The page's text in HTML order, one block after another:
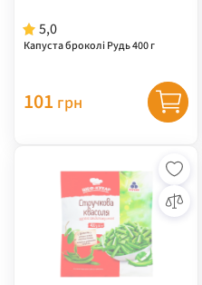
5,0
Капуста броколі Рудь 400 г
101 грн